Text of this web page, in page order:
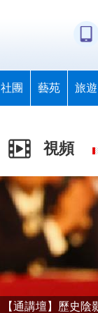
社團 藝苑 旅遊
視頻
【通講壇】歷史陰